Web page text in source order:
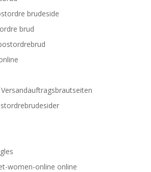
brudeside
brud
women-online online